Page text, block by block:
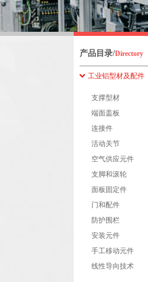
产品目录/Directory
工业铝型材及配件
支撑型材
端面盖板
连接件
活动关节
空气供应元件
支脚和滚轮
面板固定件
门和配件
防护围栏
安装元件
手工移动元件
线性导向技术